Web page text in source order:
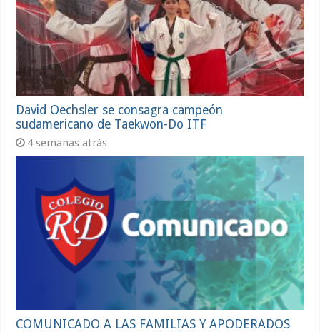
David Oechsler se consagra campeón
sudamericano de Taekwon-Do ITF
4 semanas atrás
COMUNICADO A LAS FAMILIAS Y APODERADOS